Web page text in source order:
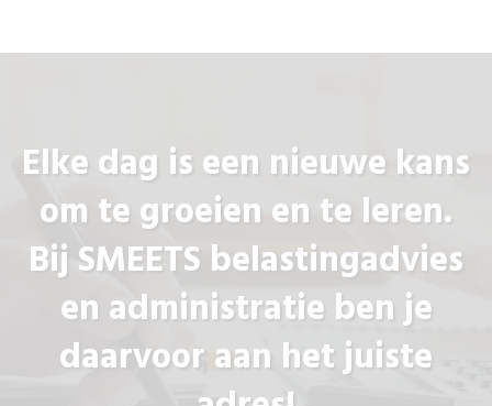
Elke dag is een nieuwe kans
om te groeien en te leren.
Bij SMEETS belastingadvies
en administratie ben je
daarvoor aan het juiste